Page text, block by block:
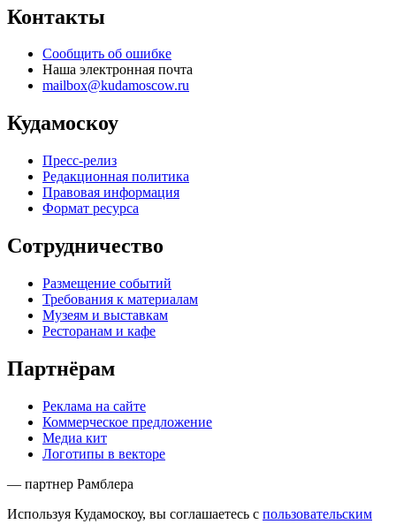
Контакты
Сообщить об ошибке
Наша электронная почта
mailbox@kudamoscow.ru
Кудамоскоу
Пресс-релиз
Редакционная политика
Правовая информация
Формат ресурса
Сотрудничество
Размещение событий
Требования к материалам
Музеям и выставкам
Ресторанам и кафе
Партнёрам
Реклама на сайте
Коммерческое предложение
Медиа кит
Логотипы в векторе
— партнер Рамблера
Используя Кудамоскоу, вы соглашаетесь с пользовательским